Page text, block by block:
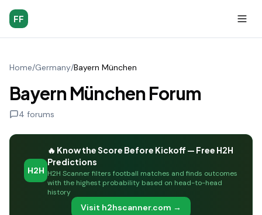
FF
Home/Germany/Bayern München
Bayern München Forum
4 forums
H2H
🔥 Know the Score Before Kickoff — Free H2H
Predictions
H2H Scanner filters football matches and finds outcomes
with the highest probability based on head-to-head
history
Visit h2hscanner.com →